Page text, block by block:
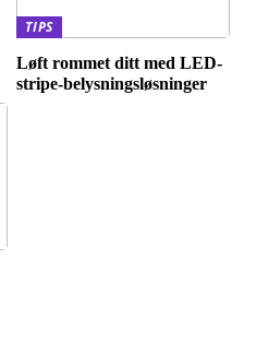
TIPS
Løft rommet ditt med LED-
stripe-belysningsløsninger